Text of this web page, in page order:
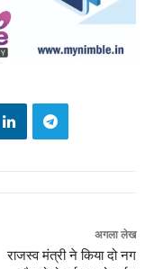
अगला लेख
राजस्व मंत्री ने किया दो नग